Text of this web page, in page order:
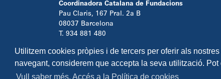
Utilitzem cookies pròpies i de tercers per oferir als
navegant, considerem que accepta la seva utilització.
Vull saber més. Accés a la Política de cookies
Coordinadora Catalana de Fundacions
Pau Claris, 167 Pral. 2a B
08037 Barcelona
T. 934 881 480